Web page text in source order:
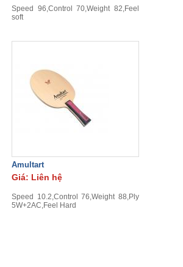
Speed 96,Control 70,Weight 82,Feel
soft
Amultart
Giá: Liên hệ
Speed 10.2,Control 76,Weight 88,Ply
5W+2AC,Feel Hard